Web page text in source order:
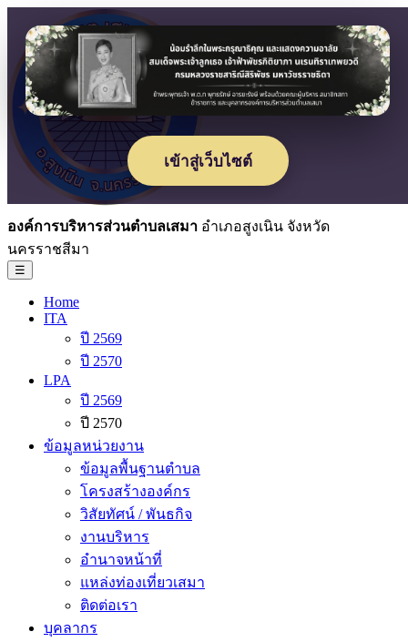
เข้าสู่เว็บไซต์
องค์การบริหารส่วนตำบลเสมา อำเภอสูงเนิน จังหวัด
นครราชสีมา
☰
Home
ITA
ปี 2569
ปี 2570
LPA
ปี 2569
ปี 2570
ข้อมูลหน่วยงาน
ข้อมูลพื้นฐานตำบล
โครงสร้างองค์กร
วิสัยทัศน์ / พันธกิจ
งานบริหาร
อำนาจหน้าที่
แหล่งท่องเที่ยวเสมา
ติดต่อเรา
บุคลากร